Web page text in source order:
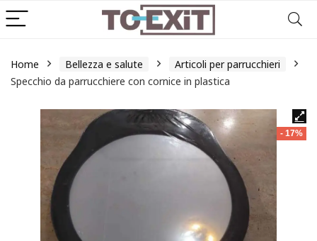
Home Bellezza e salute
Articoli per parrucchieri
Specchio da parrucchiere con cornice in plastica
- 17%